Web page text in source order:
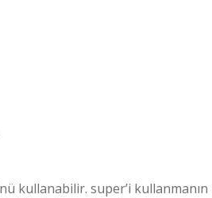
kullanabilir. super’i kullanmanın